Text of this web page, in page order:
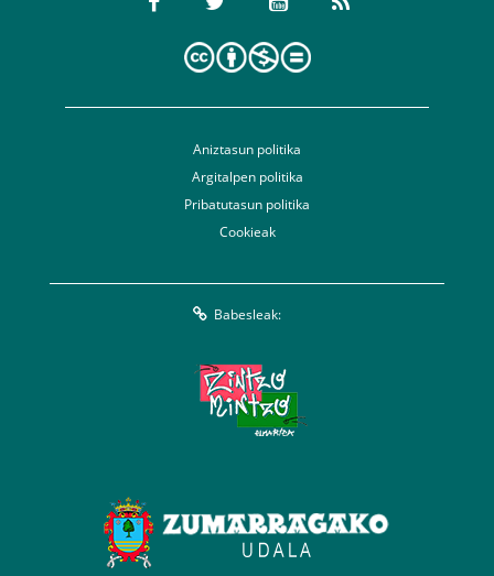
Aniztasun politika
Argitalpen politika
Pribatutasun politika
Cookieak
Babesleak: